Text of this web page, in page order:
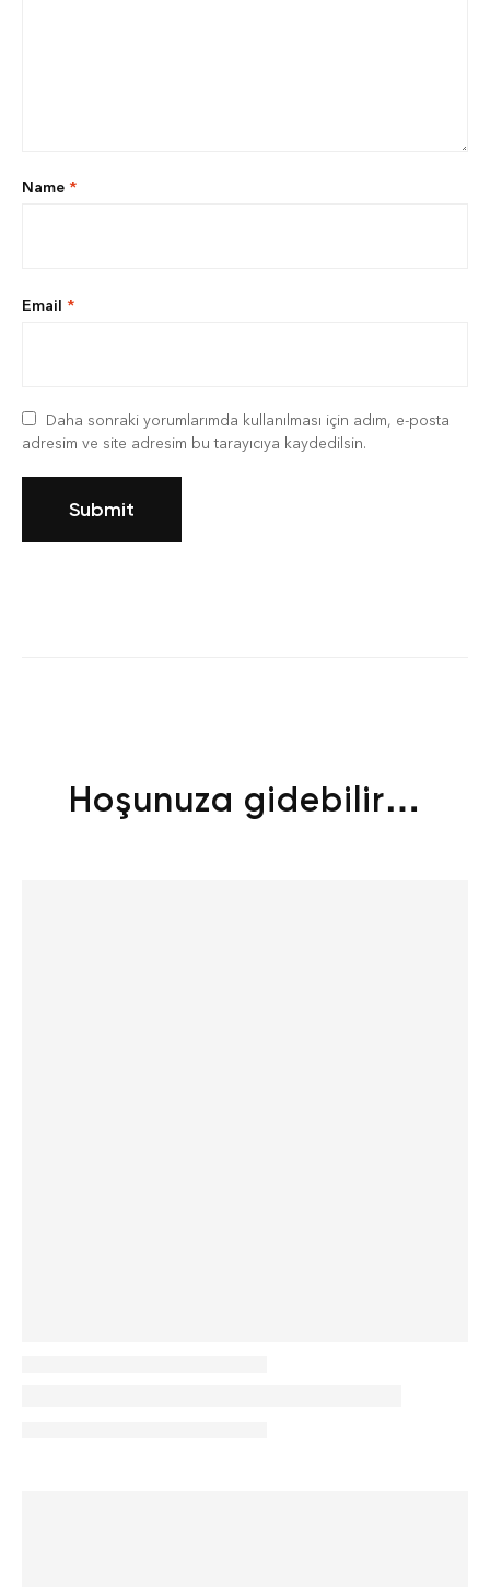
Name *
Email *
Daha sonraki yorumlarımda kullanılması için adım, e-posta
adresim ve site adresim bu tarayıcıya kaydedilsin.
Hoşunuza gidebilir…